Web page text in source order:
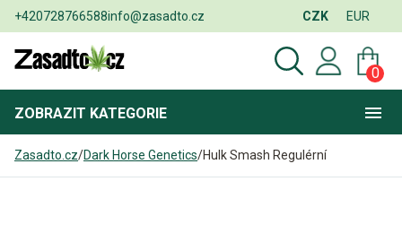
+420728766588info@zasadto.cz CZK EUR
0
ZOBRAZIT KATEGORIE
Zasadto.cz/Dark Horse Genetics/Hulk Smash Regulérní